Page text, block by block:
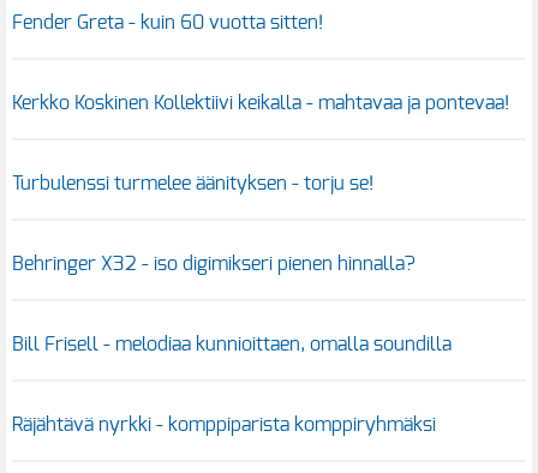
Fender Greta - kuin 60 vuotta sitten!
Kerkko Koskinen Kollektiivi keikalla - mahtavaa ja pontevaa!
Turbulenssi turmelee äänityksen - torju se!
Behringer X32 - iso digimikseri pienen hinnalla?
Bill Frisell - melodiaa kunnioittaen, omalla soundilla
Räjähtävä nyrkki - komppiparista komppiryhmäksi